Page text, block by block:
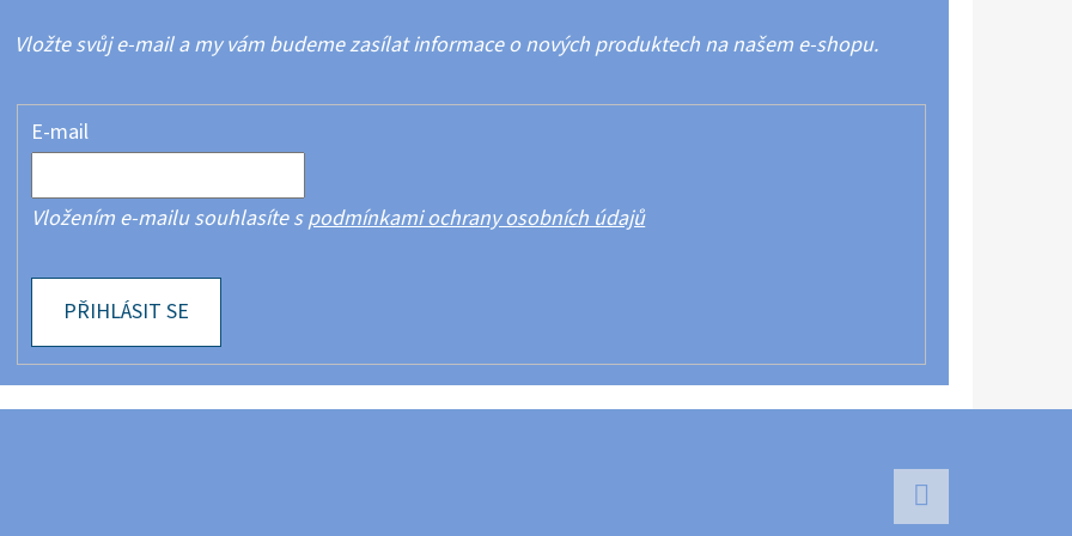
Vložte svůj e-mail a my vám budeme zasílat informace o nových produktech na našem e-shopu.
E-mail
Vložením e-mailu souhlasíte spodmínkami ochrany osobních údajů
PŘIHLÁSIT SE